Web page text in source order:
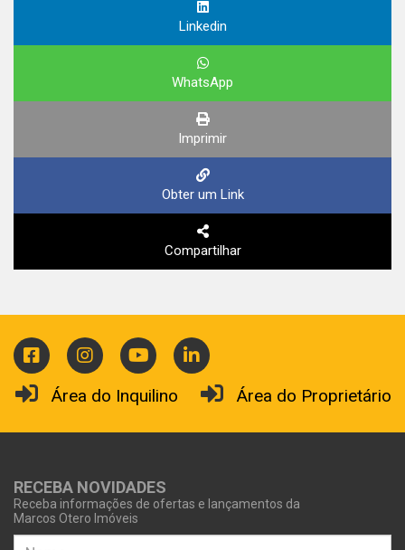
Linkedin
WhatsApp
Imprimir
Obter um Link
Compartilhar
Área do Inquilino Área do Proprietário
RECEBA NOVIDADES
Receba informações de ofertas e lançamentos da
Marcos Otero Imóveis